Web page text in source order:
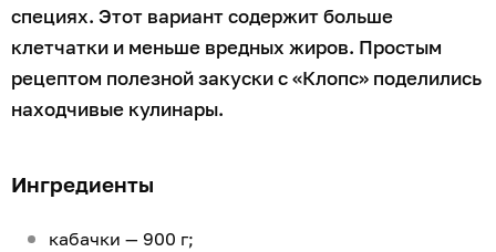
специях. Этот вариант содержит больше
клетчатки и меньше вредных жиров. Простым
рецептом полезной закуски с «Клопс» поделились
находчивые кулинары.
Ингредиенты
кабачки — 900 г;